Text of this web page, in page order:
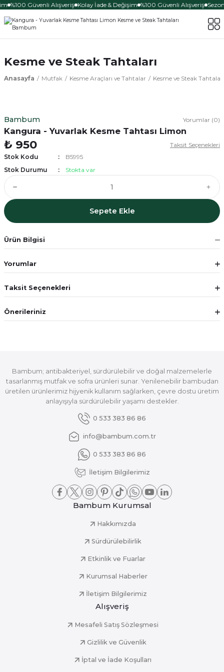
%100 Güvenli Alışveriş Kolay İade & Değişim %100 Güvenli Alışveriş
Kesme ve Steak Tahtaları
Anasayfa Mutfak Kesme Araçları ve Tahtalar Kesme ve Steak Tahtaları
Bambum Yorumlar (0)
Kangura - Yuvarlak Kesme Tahtası Limon
₺ 950
Taksit Seçenekleri
Stok Kodu
B5995
Stok Durumu
Stokta var
Sepete Ekle
Ürün Bilgisi
Yorumlar
Taksit Seçenekleri
Önerileriniz
Bambum; antibakteriyel, sürdürülebilir ve doğal malzemelerle
tasarlanmış mutfak ve sofra ürünleri sunar. Yenilenebilir bambudan
üretilen ürünlerimiz hijyenik kullanım sağlarken, çevre dostu üretim
anlayışıyla sürdürülebilir yaşamı destekler.
0 533 383 86 86
info@bambum.com.tr
0 533 383 86 86
İletişim Bilgilerimiz
Bambum Kurumsal
Hakkımızda
Sürdürülebilirlik
Etkinlik ve Fuarlar
Kurumsal Haberler
İletişim Bilgilerimiz
Alışveriş
Mesafeli Satış Sözleşmesi
Gizlilik ve Güvenlik
İptal ve İade Koşulları